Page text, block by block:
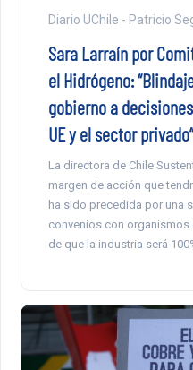
Diario UChile - Patricio
Sara Larraín por
el Hidrógeno:
gobierno a
UE y el sector privado”
La directora de Chile
margen de acción que
ha sido precedida por una
convenios con organismos
de que la industria será